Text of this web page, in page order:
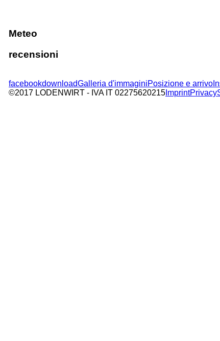
Meteo
recensioni
facebookdownloadGalleria d'immaginiPosizione e arrivo
©2017 LODENWIRT - IVA IT 02275620215 ImprintPrivacy